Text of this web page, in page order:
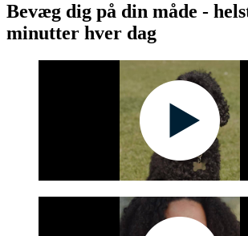
Bevæg dig på din måde -
minutter hver dag